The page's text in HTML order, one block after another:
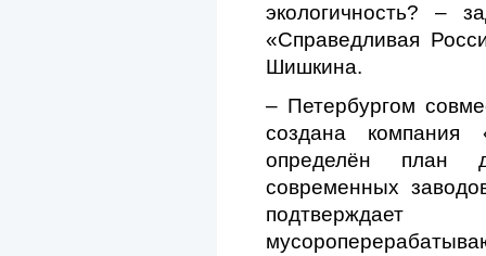
экологичность? –
«Справедливая
Шишкина.
– Петербургом
создана компания
определён план
современных